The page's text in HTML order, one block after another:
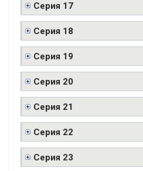
Серия 17
Серия 18
Серия 19
Серия 20
Серия 21
Серия 22
Серия 23